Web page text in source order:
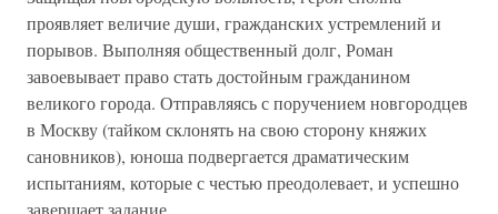
проявляет величие души, гражданских устремлений и
порывов. Выполняя общественный долг, Роман
завоевывает право стать достойным гражданином
великого города. Отправляясь с поручением новгородцев
в Москву (тайком склонять на свою сторону княжих
сановников), юноша подвергается драматическим
испытаниям, которые с честью преодолевает, и успешно
завершает задание.